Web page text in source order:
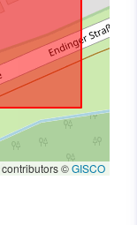
contributors ©GISCO